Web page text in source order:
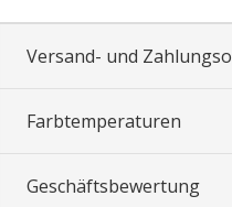
Versand- und
Farbtemperaturen
Geschäftsbewertung